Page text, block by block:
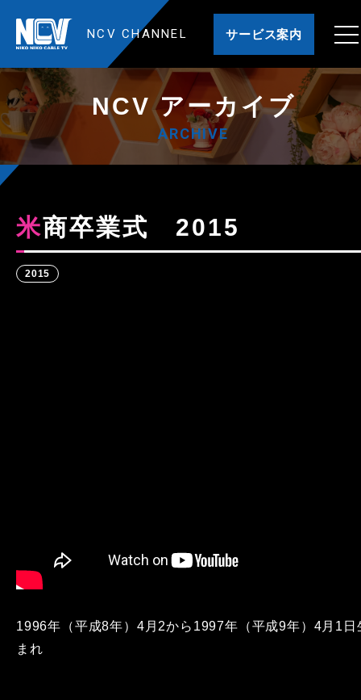
NCV CHANNEL サービス案内
NCV アーカイブ
ARCHIVE
米商卒業式 2015
2015
1996年（平成8年）4月2から1997年（平成9年）4月1日
まれ